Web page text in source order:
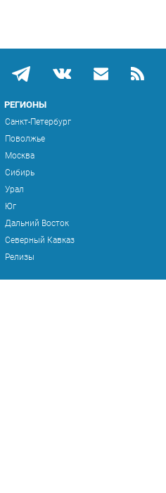
РЕГИОНЫ
Санкт-Петербург
Поволжье
Москва
Сибирь
Урал
Юг
Дальний Восток
Северный Кавказ
Релизы